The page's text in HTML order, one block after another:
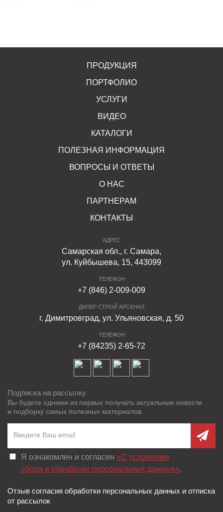
ПРОДУКЦИЯ
ПОРТФОЛИО
УСЛУГИ
ВИДЕО
КАТАЛОГИ
ПОЛЕЗНАЯ ИНФОРМАЦИЯ
ВОПРОСЫ И ОТВЕТЫ
О НАС
ПАРТНЕРАМ
КОНТАКТЫ
АДРЕС
Самарская обл., г. Самара,
ул. Куйбышева, 15, 443099
ТЕЛЕФОН
+7 (846) 2-009-009
ДИЛЕР СТРОЙ АРСЕНАЛ
г. Димитровград, ул. Ульяновская, д. 50
ТЕЛЕФОН
+7 (84235) 2-65-72
Подписка на рассылку
Вы будете одними из первых получать актуальные новости
и подборку самых полезных материалов.
Я ознакомлен и согласен «C условиями
сбора и обработки персональных данных».
Отзыв согласия обработки персональных данных и отписка
от рассылок